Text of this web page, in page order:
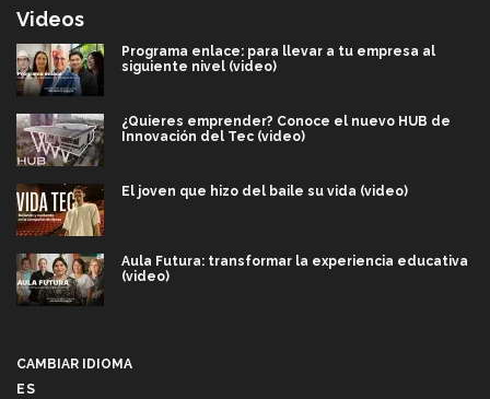
Videos
Programa enlace: para llevar a tu empresa al
siguiente nivel (video)
¿Quieres emprender? Conoce el nuevo HUB de
Innovación del Tec (video)
El joven que hizo del baile su vida (video)
Aula Futura: transformar la experiencia educativa
(video)
CAMBIAR IDIOMA
ES